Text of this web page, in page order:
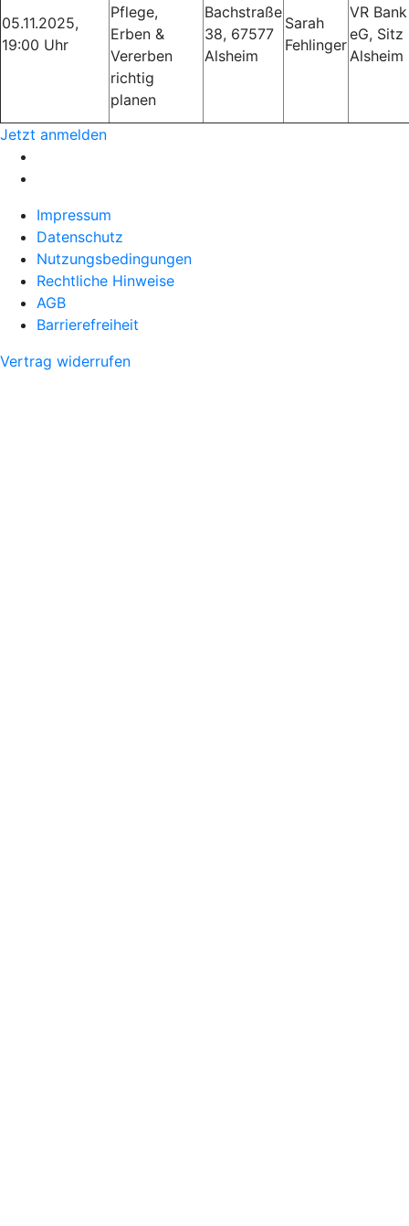
05.11.2025,
19:00 Uhr
Pflege,
Erben &
Vererben
richtig
planen
Bachstraße
38, 67577
Alsheim
Sarah
Fehlinger
VR Bank
eG, Sitz
Alsheim
Jetzt anmelden
Impressum
Datenschutz
Nutzungsbedingungen
Rechtliche Hinweise
AGB
Barrierefreiheit
Vertrag widerrufen